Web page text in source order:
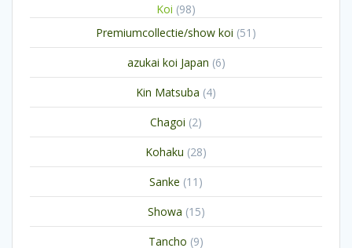
Koi 9898
producten
Premiumcollectie/show koi 51 51
producten
azukai koi Japan 66
producten
Kin Matsuba 44
producten
Chagoi 22
producten
Kohaku 2828
producten
Sanke 11 11
producten
Showa 1515
producten
Tancho 99